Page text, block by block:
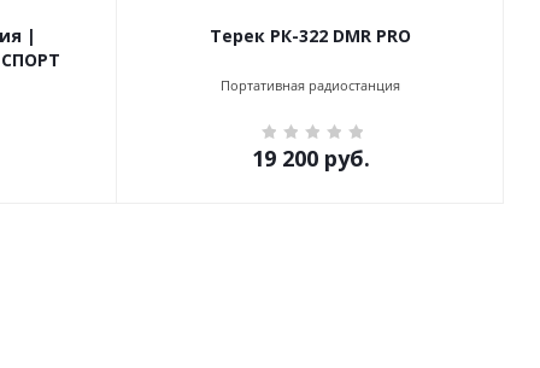
|
Терек РК-322 DMR PRO
Портативная радиостанция
19 200руб.